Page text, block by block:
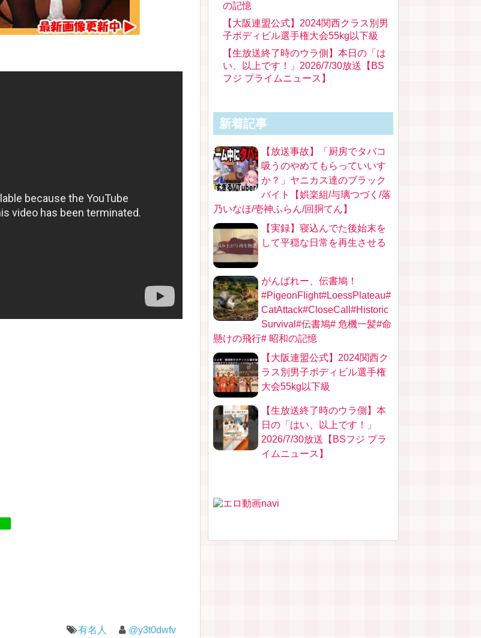
有名人 @y3t0dwfv
の記憶
【大阪連盟公式】2024関西クラス別男
子ボディビル選手権大会55kg以下級
【生放送終了時のウラ側】本日の「は
い、以上です！」2026/7/30放送【BS
フジ プライムニュース】
新着記事
【放送事故】「厨房でタバコ
吸うのやめてもらっていいす
か？」ヤニカス達のブラック
バイト【娯楽組/与璃つづく/落
乃いなほ/壱神ふらん/回胴てん】
【実録】寝込んでた後始末を
して平穏な日常を再生させる
がんばれー、伝書鳩！
#PigeonFlight#LoessPlateau#
CatAttack#CloseCall#Historic
Survival#伝書鳩# 危機一髪#命
懸けの飛行# 昭和の記憶
【大阪連盟公式】2024関西ク
ラス別男子ボディビル選手権
大会55kg以下級
【生放送終了時のウラ側】本
日の「はい、以上です！」
2026/7/30放送【BSフジ プラ
イムニュース】